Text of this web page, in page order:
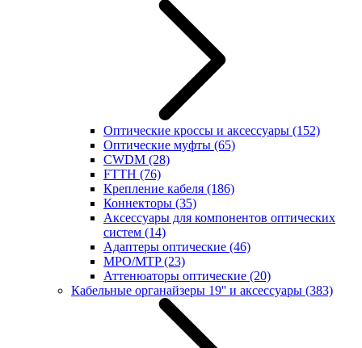
Оптические кроссы и аксессуары (152)
Оптические муфты (65)
CWDM (28)
FTTH (76)
Крепление кабеля (186)
Коннекторы (35)
Аксессуары для компонентов оптических
систем (14)
Адаптеры оптические (46)
MPO/MTP(23)
Аттенюаторы оптические (20)
Кабельные органайзеры 19'' и аксессуары (383)